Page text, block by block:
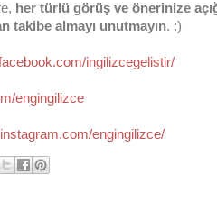
her türlü görüş ve önerinize
takibe almayı unutmayın. :)
ingilizcegelistir/
engingilizce
engingilizce/